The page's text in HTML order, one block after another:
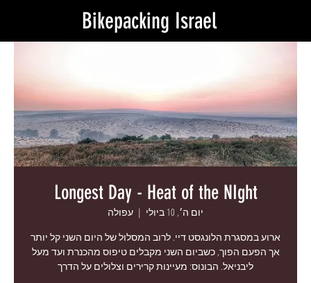
Bikepacking Israel
Longest Day - Heat of the NIght
יום ה׳, 10 ביולי
  |
עפולה
ארוע במסגרת הלונגסט דיי. לרוב המסלול של היום השני קל יותר
אך הפעם הפוך, כשביום השני מקבלים טיפוס מהכנרת ועד מעל
ליבניאל. הבונוס: מעיינות קרירים וצלולים על הדרך